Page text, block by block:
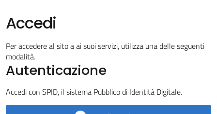
Servizi
Vivere
del
Rio
Accedi
Per accedere al sito a ai suoi servizi, utilizza una delle seguenti
modalità.
Autenticazione
Accedi con SPID, il sistema Pubblico di Identità Digitale.